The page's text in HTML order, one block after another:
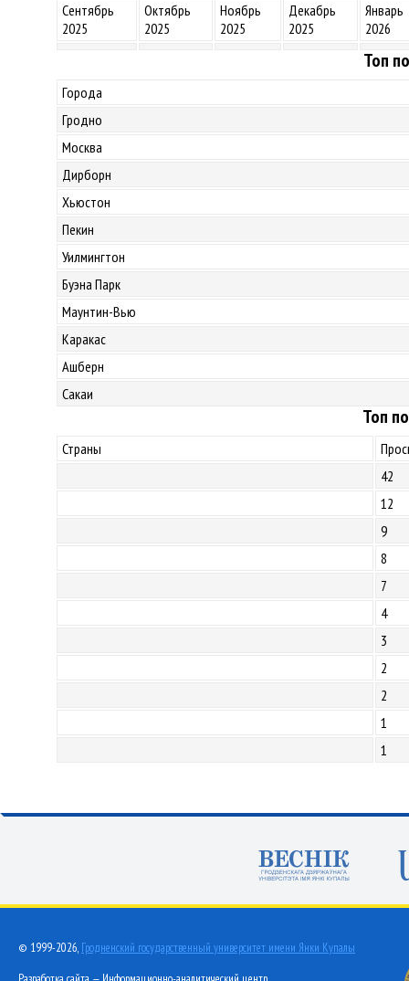
Сентябрь
2025
Октябрь
2025
Ноябрь
2025
Декабрь
2025
Январь
2026
Топ
Города
Гродно
Москва
Дирборн
Хьюстон
Пекин
Уилмингтон
Буэна Парк
Маунтин-Вью
Каракас
Ашберн
Сакаи
Топ
Страны
42
12
9
8
7
4
3
2
2
1
1
© 1999-2026, Гродненский государственный университет имени Янки Купалы